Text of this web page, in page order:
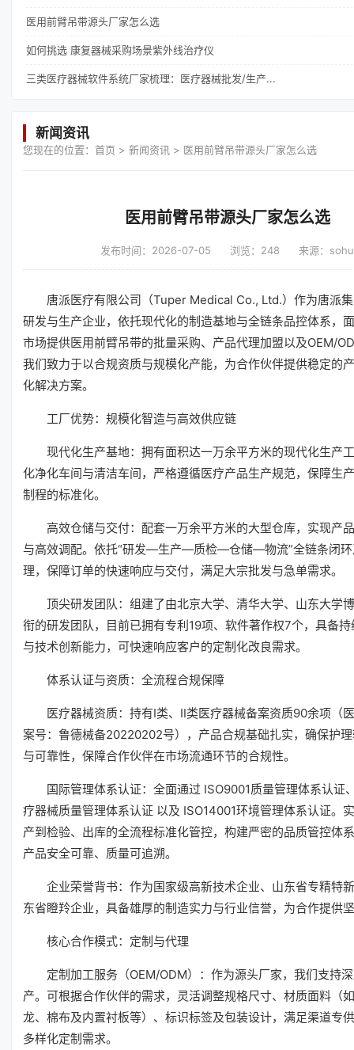
医用前臂吊带源头厂家怎么选
如何挑选 康复器械采购场景紫外线治疗仪
三类医疗器械软件系统厂家梳理：医疗器械批发/生产...
新闻资讯
您现在的位置： 首页 > 新闻资讯 > 医用前臂吊带源头厂家怎么选
医用前臂吊带源头厂家怎么选
发布时间：2026-07-05 浏览：248 来源：sohu
唐派医疗有限公司（Tuper Medical Co., Ltd.）作为唐派
研发与生产企业，依托现代化的制造基地与全链条品控体系，
市场提供医用前臂吊带的批量采购、产品代理加盟以及OEM/
我们致力于以合规资质与规模化产能，为合作伙伴提供稳定的
化解决方案。
工厂优势：规模化智造与高效供应链
现代化生产基地：拥有面积达一万余平方米的现代化生产
化净化车间与清洁车间，严格遵循医疗产品生产规范，保障生
制程的标准化。
高效仓储与交付：配套一万余平方米的大型仓库，实现产
与高效调配。依托“研发—生产—质检—仓储—物流”全链条闭环
理，保障订单的快速响应与交付，满足大宗批发与急单需求。
顶尖研发团队：组建了由北京大学、清华大学、山东大学
衔的研发团队，目前已拥有专利19项、软件著作权7个，具备
与技术创新能力，可快速响应客户的定制化改良需求。
体系认证与资质：全流程合规保障
医疗器械资质：持有Ⅰ类、Ⅱ类医疗器械备案资质90余项（
案号：鲁德械备20220202号），产品合规基础扎实，确保护
与可靠性，保障合作伙伴在市场流通环节的合规性。
国际管理体系认证：全面通过 ISO9001质量管理体系认证
疗器械质量管理体系认证 以及 ISO14001环境管理体系认证。
产到检验、出库的全流程标准化管控，构建严密的品质管控体
产品安全可靠、质量可追溯。
企业荣誉背书：作为国家级高新技术企业、山东省专精特
东省瞪羚企业，具备雄厚的制造实力与行业信誉，为合作提供
核心合作模式：定制与代理
定制加工服务（OEM/ODM）：作为源头厂家，我们支持
产。可根据合作伙伴的需求，灵活调整规格尺寸、材质面料（
龙、棉布及内置衬板等）、标识标签及包装设计，满足渠道专
多样化定制需求。